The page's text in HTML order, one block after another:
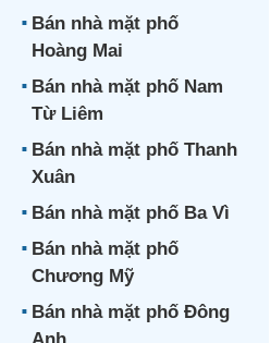
Bán nhà mặt phố
Hoàng Mai
Bán nhà mặt phố Nam
Từ Liêm
Bán nhà mặt phố Thanh
Xuân
Bán nhà mặt phố Ba Vì
Bán nhà mặt phố
Chương Mỹ
Bán nhà mặt phố Đông